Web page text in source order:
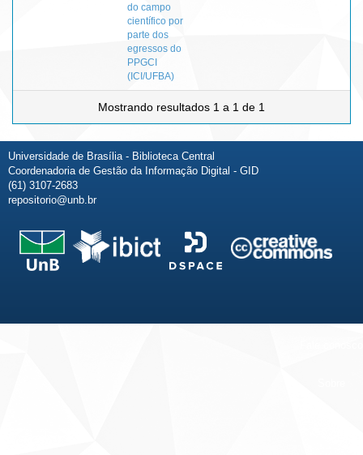
do campo
científico por
parte dos
egressos do
PPGCI
(ICI/UFBA)
Mostrando resultados 1 a 1 de 1
Universidade de Brasília - Biblioteca Central
Coordenadoria de Gestão da Informação Digital - GID
(61) 3107-2683
repositorio@unb.br